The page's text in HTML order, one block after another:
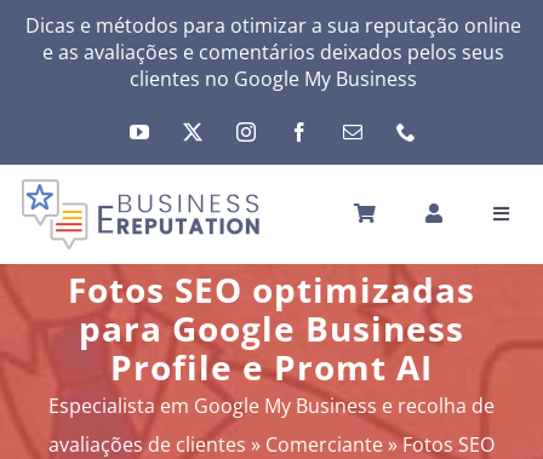
SkipDicas e métodos para otimizar a sua reputação online
e as avaliações e comentários deixados pelos seus
clientes no Google My Business
INÍCIO
A SUA REPUTAÇÃO
A SUA ATIVIDADE
MEUS SERVIÇOS
OUTRAS SOLUÇÕES
Fotos SEO optimizadas
para Google Business
Profile e Promt AI
Especialista em Google My Business e recolha de
avaliações de clientes » Comerciante»Fotos SEO